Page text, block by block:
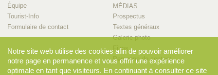
Équipe
Tourist-Info
Formulaire de contact
MÉDIAS
Prospectus
Textes généraux
Galerie photo
Films
Personne de contact
Notre site web utilise des cookies afin de pouvoir améliorer
notre page en permanence et vous offrir une expérience
optimale en tant que visiteurs. En continuant à consulter ce site